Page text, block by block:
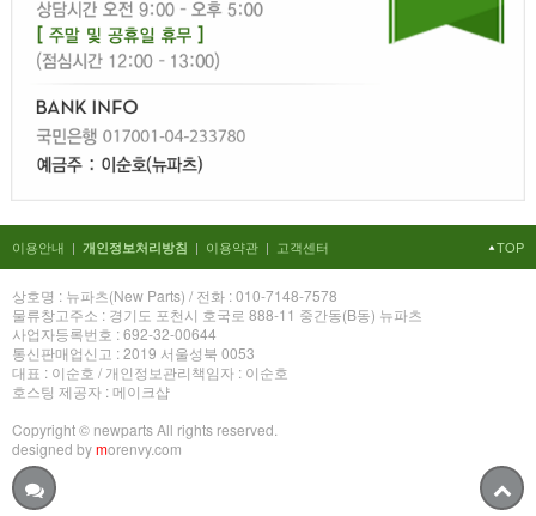
이용안내 | 개인정보처리방침 | 이용약관 | 고객센터 TOP
상호명 : 뉴파츠(New Parts) / 전화 : 010-7148-7578
물류창고주소 : 경기도 포천시 호국로 888-11 중간동(B동) 뉴파츠
사업자등록번호 : 692-32-00644
통신판매업신고 : 2019 서울성북 0053
대표 : 이순호 / 개인정보관리책임자 : 이순호
호스팅 제공자 : 메이크샵
Copyright © newparts All rights reserved.
designed bymorenvy.com